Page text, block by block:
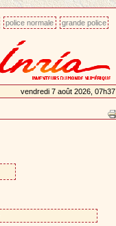
police normale grande police
vendredi 7 août 2026, 07h37